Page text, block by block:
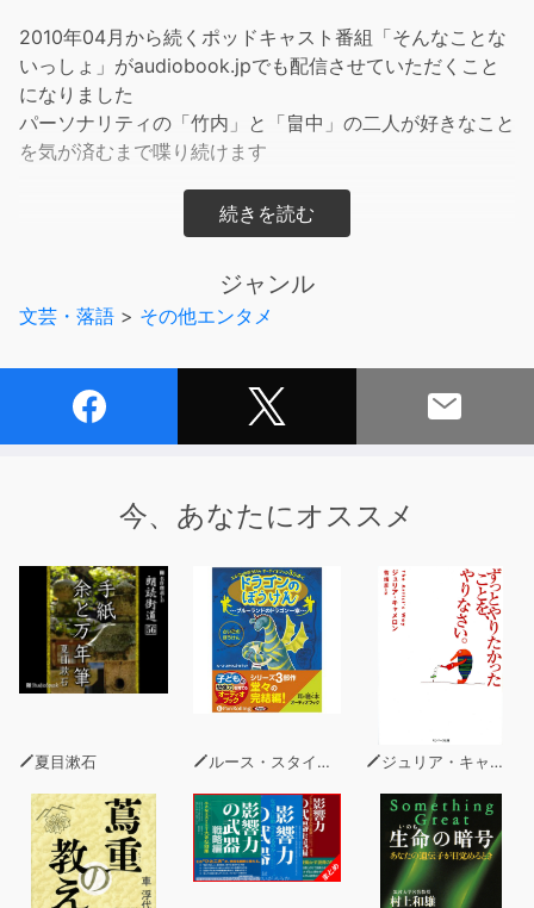
2010年04月から続くポッドキャスト番組「そんなことな
いっしょ」がaudiobook.jpでも配信させていただくこと
になりました
パーソナリティの「竹内」と「畠中」の二人が好きなこと
を気が済むまで喋り続けます
iTunesなどでも配信している無料版にaudiobook.jpでは
プラスαのおまけ付
しております
◼︎番組の感想
◼︎おまけコーナーで話してほしい話題や質問
【そんないプロジェクト】
2010年より続くポッドキャストグループ、現在は他に4番
『そんない美術の時間』
『そんない雑貨店』
『そんないっと』
こちらの過去配信や過去番組のアクセスは、当プロジェク
トのwebサイトにてご覧いただけます
ジャンル
文芸・落語 > その他エンタメ
今、あなたにオススメ
夏目漱石 ルース・スタイルズ・ガネット ジュリア・キャメロン